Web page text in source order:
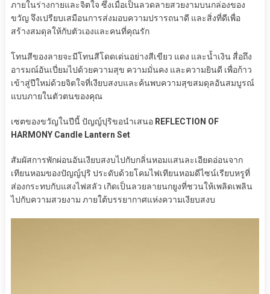
ภายในร่างกายและจิตใจ ซึ่งเมื่อเป็นลวดลายสวยงามบนกล่องของ
ขวัญ จึงเปรียบเสมือนการส่งมอบความปรารถนาดี และสิ่งที่ดีเพื่อ
สร้างสมดุลให้กับตัวเองและคนที่คุณรัก
โทนสีของลายจะมีโทนสีโดดเด่นอย่างสีเขียว แดง และน้ำเงิน สื่อถึง
อารมณ์อันเปี่ยมไปด้วยความสุข ความมั่นคง และความยินดี เพื่อก้าว
เข้าสู่ปีใหม่ด้วยจิตใจที่เงียบสงบและค้นพบความสุขสมดุลอันสมบูรณ์
แบบภายในตัวตนของคุณ
เซตของขวัญในปีนี้ ปัญญ์ปุริขอนำเสนอ REFLECTION OF
HARMONY Candle Lantern Set
สัมผัสการพักผ่อนอันเงียบสงบไปกับกลิ่นหอมแสนละเอียดอ่อนจาก
เทียนหอมของปัญญ์ปุริ ประดับด้วยโคมไฟเทียนหอมดีไซน์เรียบหรูที่
ส่องกระทบกับแสงไฟสลัว เกิดเป็นลวยลายนกยูงที่ชวนให้เพลิดเพลิน
ไปกับความสวยงาม ภายใต้บรรยากาศแห่งความเงียบสงบ